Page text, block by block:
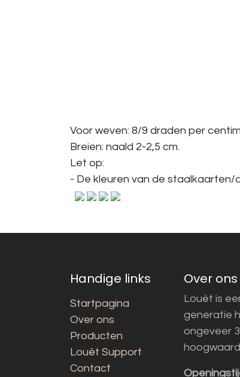
Voor weven: 8/9 draden per
Breien: naald 2-2,5 cm.
Let op:
- De kleuren van de staalkaarten/
Handige links
Startpagina
Over ons
Producten
Louët Support
Contact
Over ons
Louët is
generatie
ongeveer